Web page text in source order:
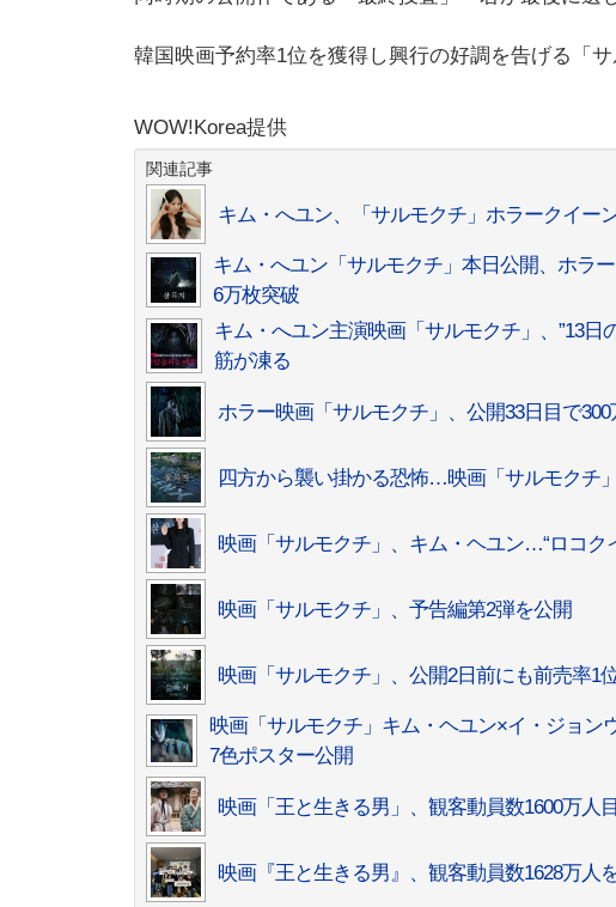
韓国映画予約率1位を獲得し興行の好調を告げる「
WOW!Korea提供
関連記事
キム・へユン、「サルモクチ」ホラークイ
キム・へユン「サルモクチ」本日公開、ホラ
6万枚突破
キム・へユン主演映画「サルモクチ」、”13
筋が凍る
ホラー映画「サルモクチ」、公開33日目で
四方から襲い掛かる恐怖…映画「サルモクチ
映画「サルモクチ」、キム・ヘユン…“ロコク
映画「サルモクチ」、予告編第2弾を公開
映画「サルモクチ」、公開2日前にも前売率1
映画「サルモクチ」キム・ヘユン×イ・ジョ
7色ポスター公開
映画「王と生きる男」、観客動員数1600万人
映画『王と生きる男』、観客動員数1628万